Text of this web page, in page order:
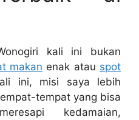
kali ini bukan
makan enak atau spot
ini, misi saya lebih
tempat yang bisa
kedamaian,